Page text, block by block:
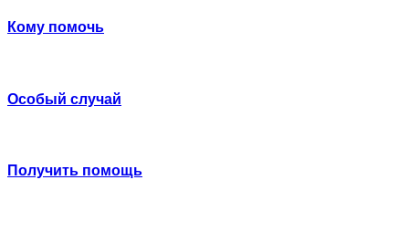
Кому помочь
Особый случай
Получить помощь